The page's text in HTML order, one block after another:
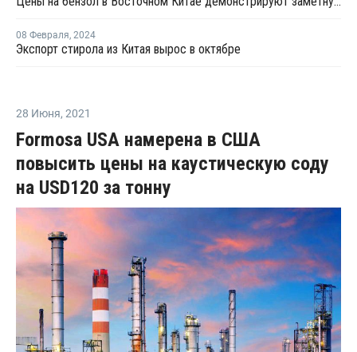
08 Февраля, 2024
Экспорт стирола из Китая вырос в октябре
28 Июня, 2021
Formosa USA намерена в США
повысить цены на каустическую соду
на USD120 за тонну